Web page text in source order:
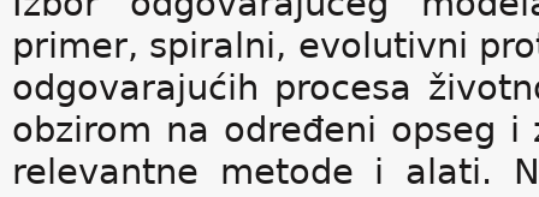
primer, spiralni, evolutivni
odgovarajućih procesa
obzirom na određeni opseg
relevantne metode i alati.